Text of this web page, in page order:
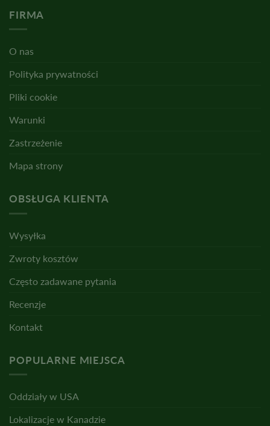
FIRMA
O nas
Polityka prywatności
Pliki cookie
Warunki
Zastrzeżenie
Mapa strony
OBSŁUGA KLIENTA
Wysyłka
Zwroty kosztów
Często zadawane pytania
Recenzje
Kontakt
POPULARNE MIEJSCA
Oddziały w USA
Lokalizacje w Kanadzie